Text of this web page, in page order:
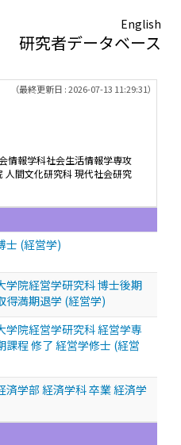
English
研究者データベース
（最終更新日 : 2026-07-13 11:29:31）
情報学科社会生活情報学専攻
人間文化研究科 現代社会研究
士 (経営学)
学院経営学研究科 博士後期
得満期退学 (経営学)
学院経営学研究科 経営学専
課程 修了 経営学修士 (経営
済学部 経済学科 卒業 経済学